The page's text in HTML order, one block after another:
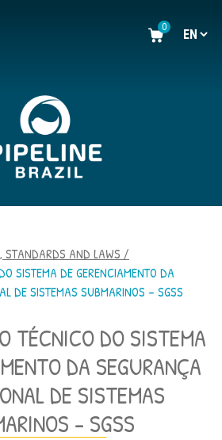
0
STANDARDS AND LAWS /
SISTEMA DE GERENCIAMENTO DA
DE SISTEMAS SUBMARINOS – SGSS
TÉCNICO DO SISTEMA
DA SEGURANÇA
DE SISTEMAS
– SGSS